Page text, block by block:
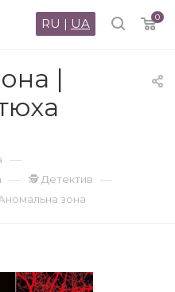
0
RU | UA
|
—
— 🕵 Детектив —
зона